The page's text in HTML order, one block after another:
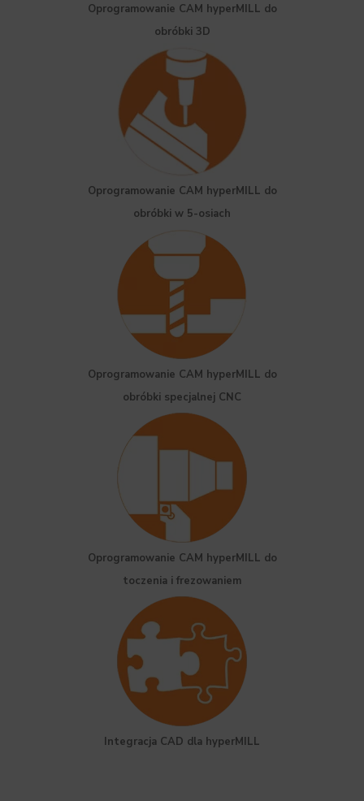
Oprogramowanie CAM hyperMILL do
obróbki 3D
Oprogramowanie CAM hyperMILL do
obróbki w 5-osiach
Oprogramowanie CAM hyperMILL do
obróbki specjalnej CNC
Oprogramowanie CAM hyperMILL do
toczenia i frezowaniem
Integracja CAD dla hyperMILL